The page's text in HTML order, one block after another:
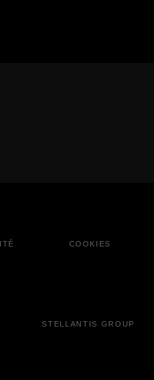
COOKIES
STELLANTIS GROUP